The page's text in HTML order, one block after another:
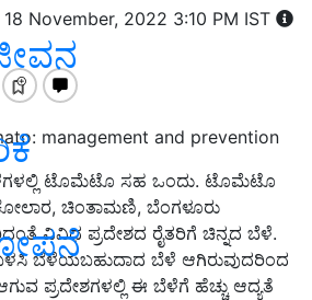
November, 2022 3:10 PM IST
management and prevention
ಟೊಮೆಟೊ ಸಹ ಒಂದು. ಟೊಮೆಟೊ
ಚಿಂತಾಮಣಿ, ಬೆಂಗಳೂರು
ವಿವಿಧ ಪ್ರದೇಶದ ರೈತರಿಗೆ ಚಿನ್ನದ ಬೆಳೆ.
ಬೆಳೆಯಬಹುದಾದ ಬೆಳೆ ಆಗಿರುವುದರಿಂದ
ಪ್ರದೇಶಗಳಲ್ಲಿ ಈ ಬೆಳೆಗೆ ಹೆಚ್ಚು ಆದ್ಯತೆ